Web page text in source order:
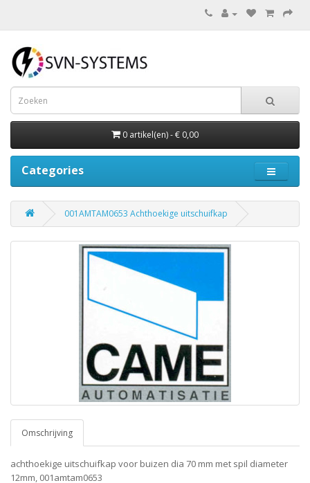
0 artikel(en) - € 0,00
Categories
001AMTAM0653 Achthoekige uitschuifkap
Omschrijving
achthoekige uitschuifkap voor buizen dia 70 mm met spil diameter
12mm, 001amtam0653